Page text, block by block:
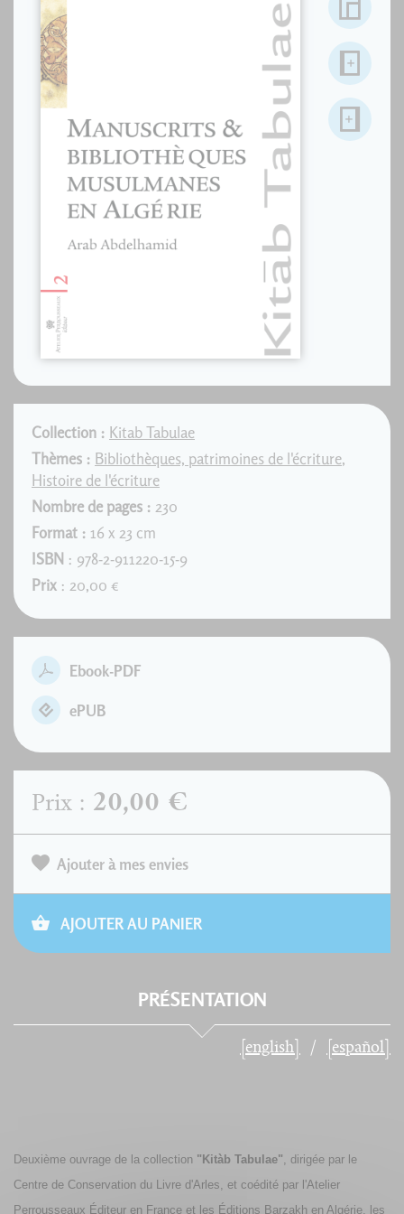
Collection : Kitab Tabulae
Thèmes : Bibliothèques, patrimoines de l'écriture,
Histoire de l'écriture
Nombre de pages : 230
Format : 16 x 23 cm
ISBN : 978-2-911220-15-9
Prix : 20,00 €
Ebook-PDF
ePUB
Prix : 20,00 €
Ajouter à mes envies
AJOUTER AU PANIER
PRÉSENTATION
[english] [español]
Deuxième ouvrage de la collection "Kitàb Tabulae", dirigée par le
Centre de Conservation du Livre d'Arles, et coédité par l'Atelier
Perrousseaux Éditeur en France et les Éditions Barzakh en Algérie, les